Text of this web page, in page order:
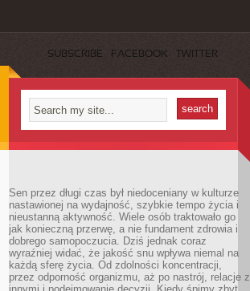
SUBSCRIBE FACEBOOK TWITTER
Sen przez długi czas był niedoceniany w kulturze
nastawionej na wydajność, szybkie tempo życia i
nieustanną aktywność. Wiele osób traktowało go
jak konieczną przerwę, a nie fundament zdrowia i
dobrego samopoczucia. Dziś jednak coraz
wyraźniej widać, że jakość snu wpływa niemal na
każdą sferę życia. Od zdolności koncentracji,
przez odporność organizmu, aż po nastrój, relacje z